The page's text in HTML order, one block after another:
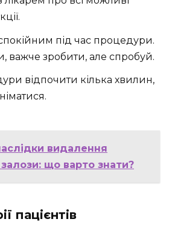
під час процедури.
важче зробити, але спробуй.
відпочити кілька хвилин,
видалення
залози: що варто знати?
пацієнтів